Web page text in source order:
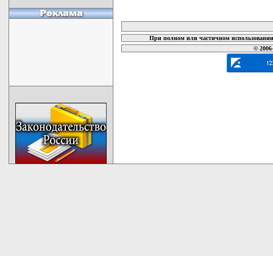
При полном или частичном
©